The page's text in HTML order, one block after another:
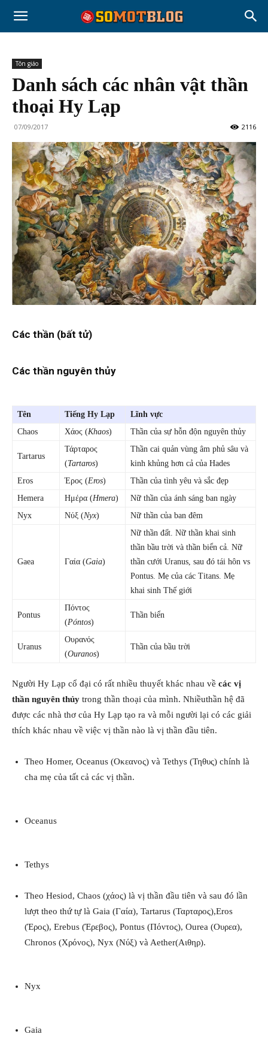
Tôn giáo
Danh sách các nhân vật thần
thoại Hy Lạp
07/09/2017 2116
Các thần (bất tử)
Các thần nguyên thủy
Tên Tiếng Hy Lạp
Lĩnh vực
Chaos
Χάος (Khaos) Thần của sự hỗn độn nguyên thủy
Tartarus
Τάρταρος
(Tartaros)
Thần cai quản vùng âm phủ sâu và
kinh khủng hơn cả của Hades
Eros
Έρος (Eros)
Thần của tình yêu và sắc đẹp
Hemera
Ημέρα (Hmera)
Nữ thần của ánh sáng ban ngày
Nyx
Νύξ (Nyx) Nữ thần của ban đêm
Gaea Γαία (Gaia)
Nữ thần đất. Nữ thần khai sinh
thần bầu trời và thần biển cả. Nữ
thần cưới Uranus, sau đó tái hôn vs
Pontus. Mẹ của các Titans. Mẹ
khai sinh Thế giới
Pontus
Πόντος
(Póntos)
Thần biển
Uranus
Ουρανός
(Ouranos)
Thần của bầu trời
Người Hy Lạp cổ đại có rất nhiều thuyết khác nhau về các vị
thần nguyên thủy trong thần thoại của mình. Nhiềuthần hệ đã
được các nhà thơ của Hy Lạp tạo ra và mỗi người lại có các giải
thích khác nhau về việc vị thần nào là vị thần đầu tiên.
Theo Homer, Oceanus (Οκεανος) và Tethys (Τηθυς) chính là
cha mẹ của tất cả các vị thần.
Oceanus
Tethys
Theo Hesiod, Chaos (χάος) là vị thần đầu tiên và sau đó lần
lượt theo thứ tự là Gaia (Γαία), Tartarus (Ταρταρος),Eros
(Έρος), Erebus (Έρεβος), Pontus (Πόντος), Ourea (Ουρεα),
Chronos (Χρόνος), Nyx (Νύξ) và Aether(Αιθηρ).
Nyx
Gaia